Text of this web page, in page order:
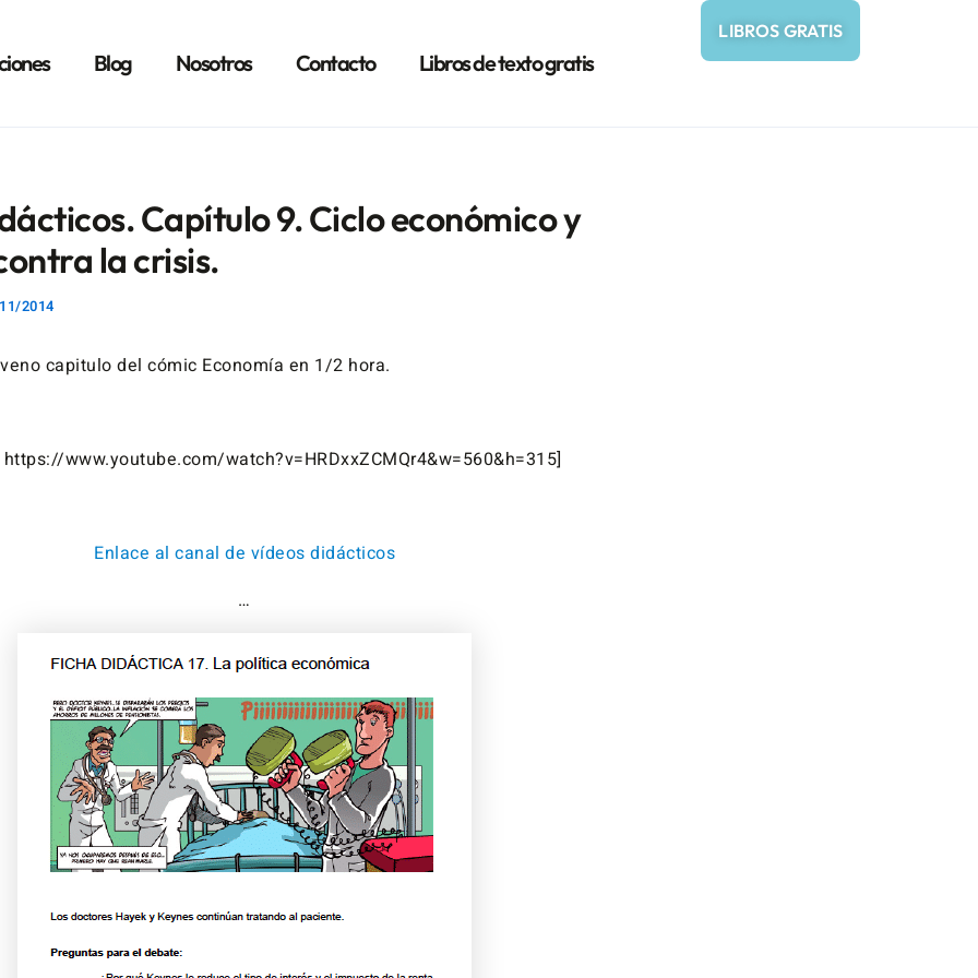
Blog Nosotros Contacto Libros de texto gratis
LIBROS GRATIS
Capítulo 9. Ciclo económico y
la crisis.
2014
capitulo del cómic Economía en 1/2 hora.
www.youtube.com/watch?v=HRDxxZCMQr4&w=560&h=315]
Enlace al canal de vídeos didácticos
…